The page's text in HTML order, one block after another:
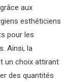
aux
esthéticiens
pour les
Ainsi, la
un choix attirant
des quantités